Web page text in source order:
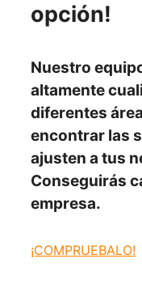
opción!
Nuestro
altamente
diferentes
encontrar las
ajusten a tus
Conseguirás
empresa.
¡COMPRUEBALO!